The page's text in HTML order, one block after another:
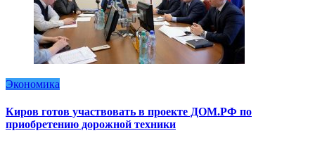
Экономика
Киров готов участвовать в проекте ДОМ.РФ по
приобретению дорожной техники